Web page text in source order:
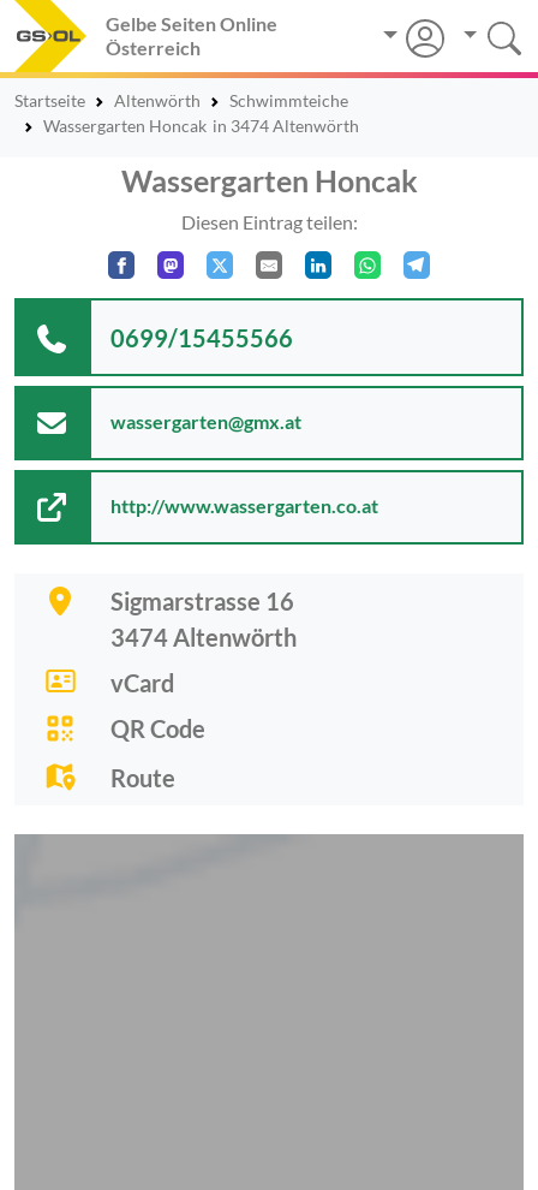
Gelbe Seiten Online
Österreich
Startseite Altenwörth
Schwimmteiche
Wassergarten Honcak in 3474 Altenwörth
Wassergarten Honcak
Diesen Eintrag teilen:
Sigmarstrasse 16
3474Altenwörth
vCard
QR Code
Route
0699/15455566
wassergarten@gmx.at
http://www.wassergarten.co.at